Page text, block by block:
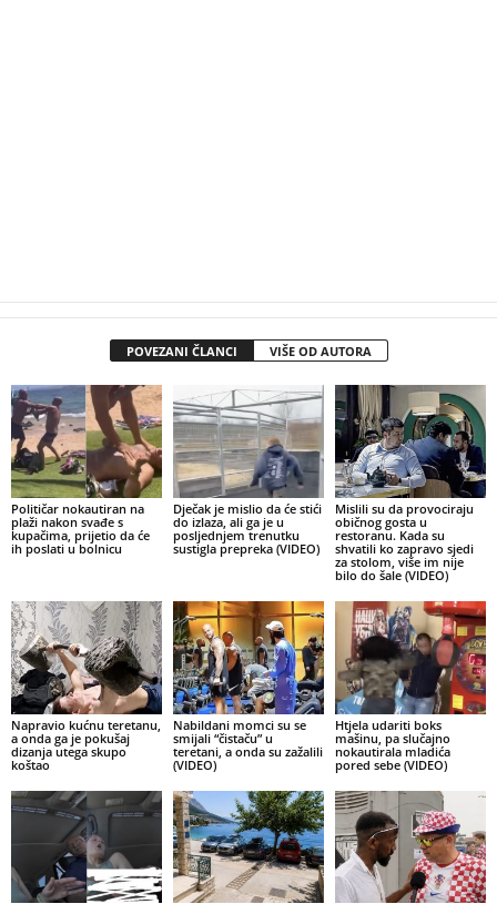
POVEZANI ČLANCI VIŠE OD AUTORA
Političar nokautiran na
plaži nakon svađe s
kupačima, prijetio da će
ih poslati u bolnicu
Dječak je mislio da će stići
do izlaza, ali ga je u
posljednjem trenutku
sustigla prepreka (VIDEO)
Mislili su da provociraju
običnog gosta u
restoranu. Kada su
shvatili ko zapravo sjedi
za stolom, više im nije
bilo do šale (VIDEO)
Napravio kućnu teretanu,
a onda ga je pokušaj
dizanja utega skupo
koštao
Nabildani momci su se
smijali “čistaču” u
teretani, a onda su zažalili
(VIDEO)
Htjela udariti boks
mašinu, pa slučajno
nokautirala mladića
pored sebe (VIDEO)